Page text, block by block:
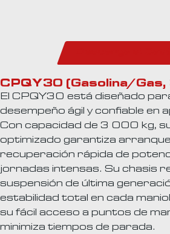
CPQY30 (Gasolina/Gas,
El CPQY30 está diseñado
desempeño ágil y confiable en
Con capacidad de 3 000 kg,
optimizado garantiza
recuperación rápida de
jornadas intensas. Su chasis
suspensión de última
estabilidad total en cada
su fácil acceso a puntos de
minimiza tiempos de parada.